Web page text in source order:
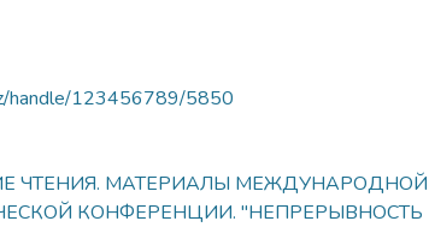
handle/123456789/5850
ЧТЕНИЯ. МАТЕРИАЛЫ МЕЖДУНАРОДНОЙ
КОНФЕРЕНЦИИ. "НЕПРЕРЫВНОСТЬ